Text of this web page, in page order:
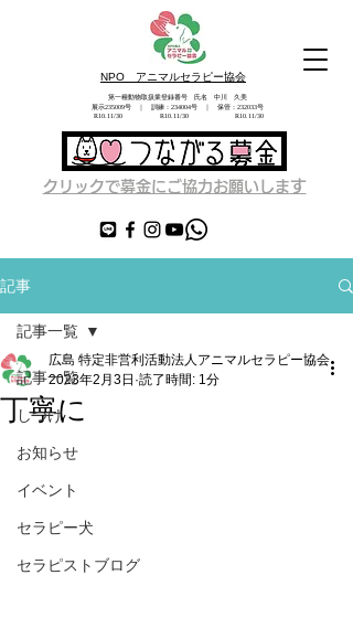
NPO アニマルセラピー協会
第一種動物取扱業登録番号 氏名 中川 久美
展示235009号 ｜ 訓練：234004号 ｜ 保管：232033号
​ R10.11/30 R10.11/30 R10.11/30
クリックで募金にご協力お願いします
記事
記事一覧
しつけ
お知らせ
イベント
セラピー犬
セラピストブログ
記事一覧
丁寧に
広島 特定非営利活動法人アニマルセラピー協会
2023年2月3日 読了時間: 1分